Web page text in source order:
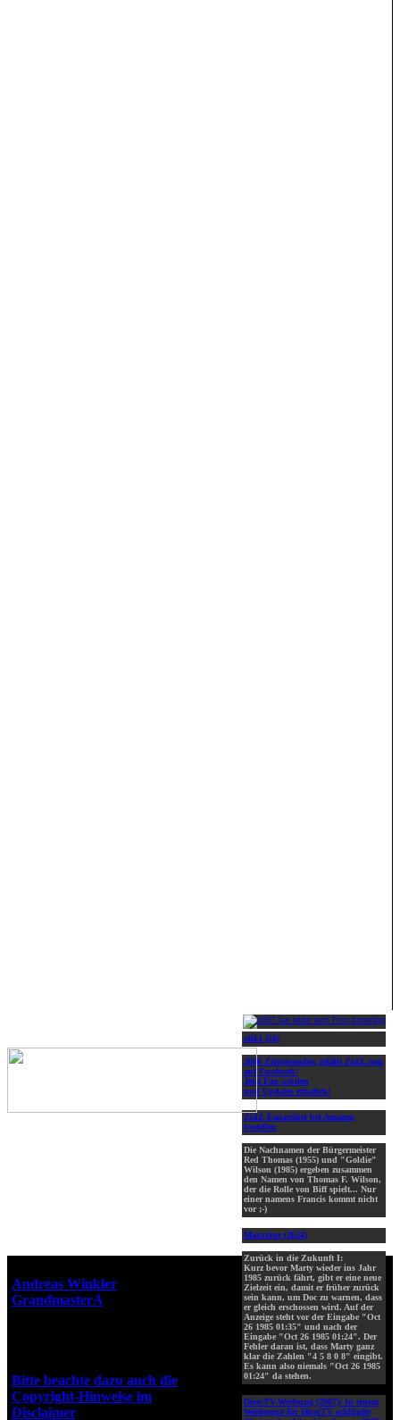
oli61 (56)
2000 Zeitreisenden gefällt ZidZ.com
auf Facebook!
Jetzt Fan werden
und Updates erhalten!
ZidZ-Fanartikel bei Amazon
bestellen
Die Nachnamen der Bürgermeister
Red Thomas (1955) und "Goldie"
Wilson (1985) ergeben zusammen
den Namen von Thomas F. Wilson,
der die Rolle von Biff spielt... Nur
einer namens Francis kommt nicht
vor ;-)
Maxxxine (2024)
Zurück in die Zukunft I:
Kurz bevor Marty wieder ins Jahr
1985 zurück fährt, gibt er eine neue
Zielzeit ein, damit er früher zurück
sein kann, um Doc zu warnen, dass
er gleich erschossen wird. Auf der
Anzeige steht vor der Eingabe "Oct
26 1985 01:35" und nach der
Eingabe "Oct 26 1985 01:24". Der
Fehler daran ist, dass Marty ganz
klar die Zahlen "4 5 8 0 8" eingibt.
Es kann also niemals "Oct 26 1985
01:24" da stehen.
DirecTV-Werbung (2007): In einem
Werbespot für DirecTV schlüpfte
Andreas Winkler
GrandmasterA
Bitte beachte dazu auch die
Copyright-Hinweise im
Disclaimer